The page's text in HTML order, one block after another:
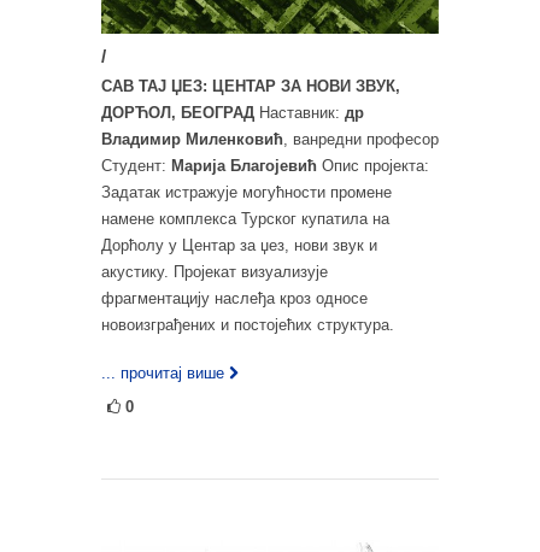
/
САВ ТАЈ ЏЕЗ: ЦЕНТАР ЗА НОВИ ЗВУК,
ДОРЋОЛ, БЕОГРАД Наставник: др
Владимир Миленковић , ванредни професор
Студент: Марија Благојевић Опис пројекта:
Задатак истражује могућности промене
намене комплекса Турског купатила на
Дорћолу у Центар за џез, нови звук и
акустику. Пројекат визуализује
фрагментацију наслеђа кроз односе
новоизграђених и постојећих структура.
... прочитај више
0